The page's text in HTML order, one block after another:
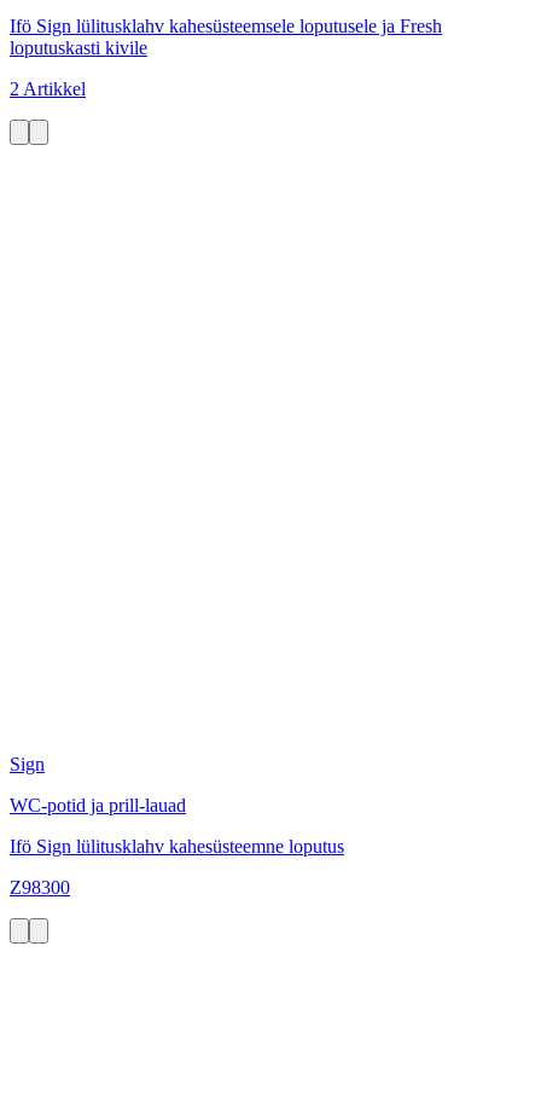
Ifö Sign lülitusklahv kahesüsteemsele loputusele ja Fresh
loputuskasti kivile
2 Artikkel
Sign
WC-potid ja prill-lauad
Ifö Sign lülitusklahv kahesüsteemne loputus
Z98300